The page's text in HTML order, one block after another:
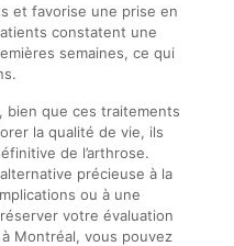
et favorise une prise en
constatent une
semaines, ce qui
bien que ces traitements
la qualité de vie, ils
de l’arthrose.
précieuse à la
ou à une
votre évaluation
Montréal, vous pouvez